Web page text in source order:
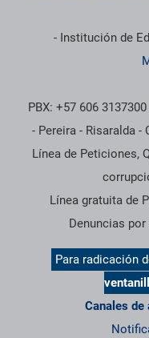
- Institución de
PBX: +57 606
- Pereira - Risaralda
Línea de Peticiones,
Línea gratuita de
Denuncias
Para radicación
Canales